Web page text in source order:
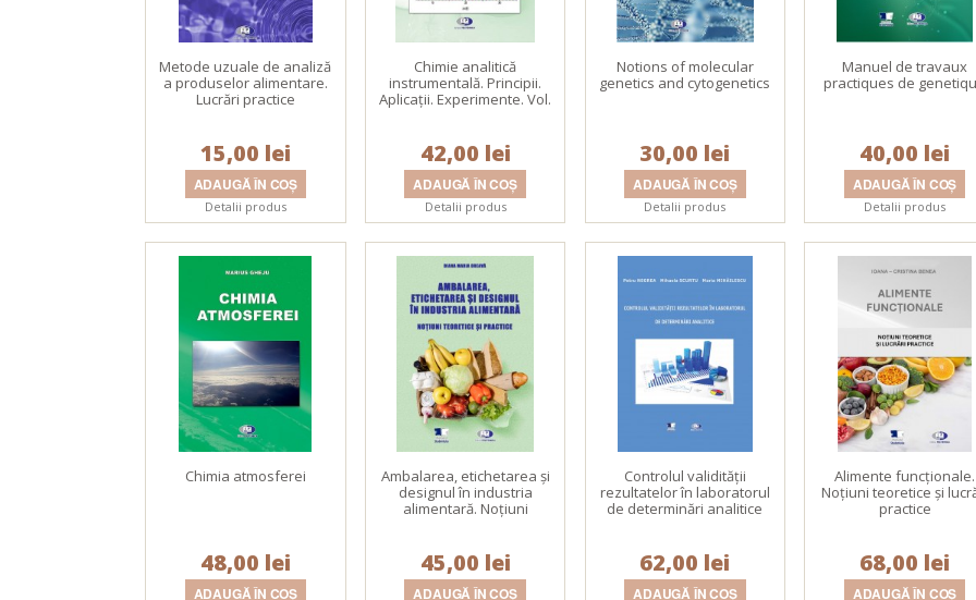
Metode uzuale de analiză
a produselor alimentare.
Lucrări practice
15,00 lei
Detalii produs
Chimie analitică
instrumentală. Principii.
Aplicaţii. Experimente. Vol.
42,00 lei
Detalii produs
Notions of molecular
genetics and cytogenetics
30,00 lei
Detalii produs
Manuel de travaux
practiques de
40,00 lei
Detalii produs
Chimia atmosferei
48,00 lei
Ambalarea, etichetarea și
designul în industria
alimentară. Noțiuni
45,00 lei
Controlul validității
rezultatelor în laboratorul
de determinări analitice
62,00 lei
Alimente funcționale.
Noțiuni teoretice și
practice
68,00 lei